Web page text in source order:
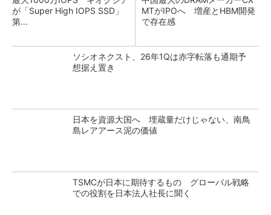
が「Super High IOPS SSD」
第...
MTがIPOへ 増産とHBM開発
で存在感
ソシオネクスト、26年1Qは赤字転落も通期予
想据え置き
日本を資源大国へ 埋蔵量だけじゃない、南鳥
島レアアース泥の価値
TSMCが日本に期待するもの グローバル戦略
での役割を日本法人社長に聞く